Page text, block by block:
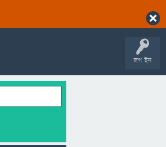
লগ ইন